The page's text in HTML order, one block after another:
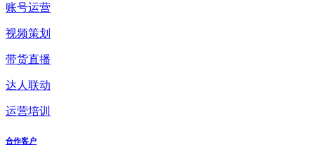
账号运营
视频策划
带货直播
达人联动
运营培训
合作客户